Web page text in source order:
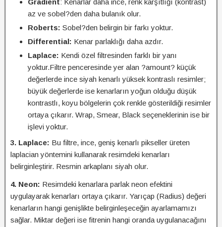
Gradient: Kenarlar daha ince, renk karşıtlığı (kontrast)
az ve sobel?den daha bulanık olur.
Roberts: Sobel?den belirgin bir farkı yoktur.
Differential: Kenar parlaklığı daha azdır.
Laplace: Kendi özel filtresinden farklı bir yanı
yoktur.Filtre penceresinde yer alan ?amount? küçük
değerlerde ince siyah kenarlı yüksek kontraslı resimler;
büyük değerlerde ise kenarların yoğun olduğu düşük
kontrastlı, koyu bölgelerin çok renkle gösterildiği resimler
ortaya çıkarır. Wrap, Smear, Black seçeneklerinin ise bir
işlevi yoktur.
3. Laplace: Bu filtre, ince, geniş kenarlı pikseller üreten
laplacian yöntemini kullanarak resimdeki kenarları
belirginleştirir. Resmin arkaplanı siyah olur.
4. Neon: Resimdeki kenarlara parlak neon efektini
uygulayarak kenarları ortaya çıkarır. Yarıçap (Radius) değeri
kenarların hangi genişlikte belirginleşeceğin ayarlamamızı
sağlar. Miktar değeri ise fitrenin hangi oranda uygulanacağını